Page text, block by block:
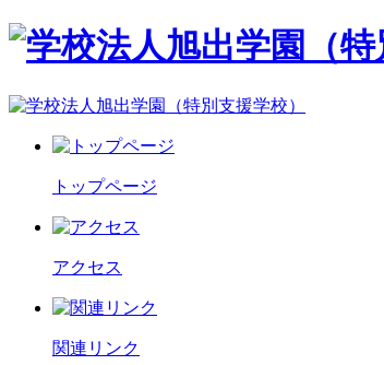
トップページ
アクセス
関連リンク